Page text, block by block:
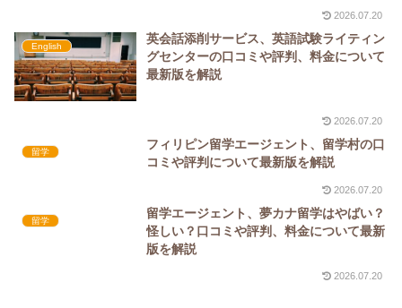
2026.07.20
English
英会話添削サービス、英語試験ライティン
グセンターの口コミや評判、料金について
最新版を解説
2026.07.20
留学
フィリピン留学エージェント、留学村の口
コミや評判について最新版を解説
2026.07.20
留学
留学エージェント、夢カナ留学はやばい？
怪しい？口コミや評判、料金について最新
版を解説
2026.07.20